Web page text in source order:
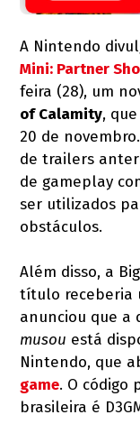
A Nintendo
Mini: Partner
feira (28), um
of Calamity,
20 de
de trailers
de gameplay
ser utilizados
obstáculos.
Além disso, a
título receberia
anunciou que a
musou está
Nintendo, que
game. O código
brasileira é